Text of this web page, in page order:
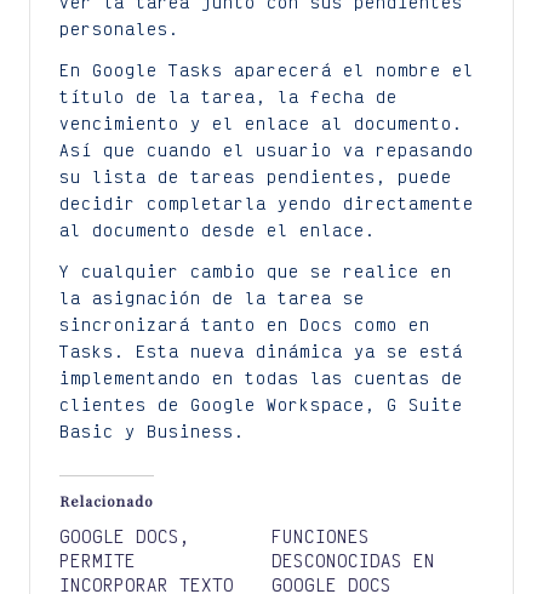
personales.
En Google Tasks aparecerá el nombre el
título de la tarea, la fecha de
vencimiento y el enlace al documento.
Así que cuando el usuario va repasando
su lista de tareas pendientes, puede
decidir completarla yendo directamente
al documento desde el enlace.
Y cualquier cambio que se realice en
la asignación de la tarea se
sincronizará tanto en Docs como en
Tasks. Esta nueva dinámica ya se está
implementando en todas las cuentas de
clientes de Google Workspace, G Suite
Basic y Business.
Relacionado
GOOGLE DOCS,
PERMITE
INCORPORAR TEXTO
FUNCIONES
DESCONOCIDAS EN
GOOGLE DOCS